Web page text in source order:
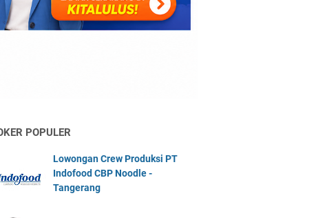
POPULER
Lowongan Crew Produksi PT
Indofood CBP Noodle -
Tangerang